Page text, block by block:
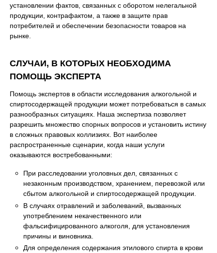
установлении фактов, связанных с оборотом нелегальной
продукции, контрафактом, а также в защите прав
потребителей и обеспечении безопасности товаров на
рынке.
СЛУЧАИ, В КОТОРЫХ НЕОБХОДИМА
ПОМОЩЬ ЭКСПЕРТА
Помощь экспертов в области исследования алкогольной и
спиртосодержащей продукции может потребоваться в самых
разнообразных ситуациях. Наша экспертиза позволяет
разрешить множество спорных вопросов и установить истину
в сложных правовых коллизиях. Вот наиболее
распространенные сценарии, когда наши услуги
оказываются востребованными:
При расследовании уголовных дел, связанных с
незаконным производством, хранением, перевозкой или
сбытом алкогольной и спиртосодержащей продукции.
В случаях отравлений и заболеваний, вызванных
употреблением некачественного или
фальсифицированного алкоголя, для установления
причины и виновника.
Для определения содержания этилового спирта в крови